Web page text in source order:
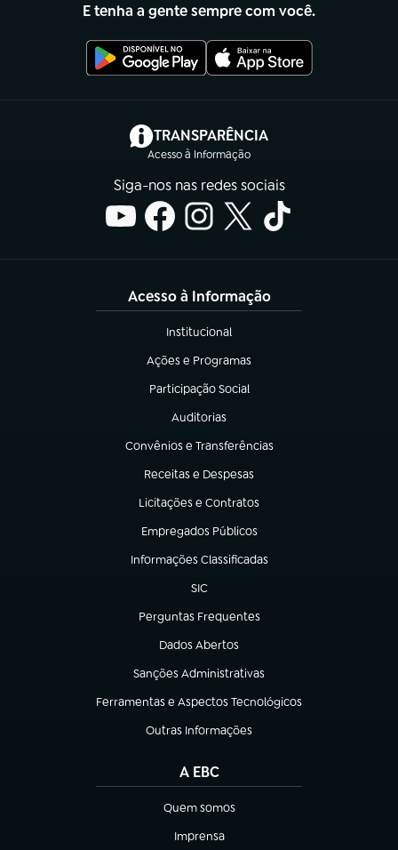
E tenha a gente sempre com você.
TRANSPARÊNCIA
Acesso à Informação
(abre em nova aba)
Siga-nos nas redes sociais
Acesso à Informação
Institucional
(abre em nova aba)
Ações e Programas
(abre em nova aba)
Participação Social
(abre em nova aba)
Auditorias
(abre em nova aba)
Convênios e Transferências
(abre em nova aba)
Receitas e Despesas
(abre em nova aba)
Licitações e Contratos
(abre em nova aba)
Empregados Públicos
(abre em nova aba)
Informações Classificadas
(abre em nova aba)
SIC
(abre em nova aba)
Perguntas Frequentes
(abre em nova aba)
Dados Abertos
(abre em nova aba)
Sanções Administrativas
(abre em nova aba)
Ferramentas e Aspectos Tecnológicos
(abre em nova aba)
Outras Informações
(abre em nova aba)
A EBC
Quem somos
(abre em nova aba)
Imprensa
(abre em nova aba)